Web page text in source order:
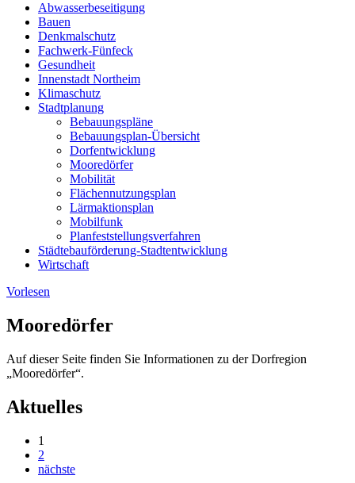
Abwasserbeseitigung
Bauen
Denkmalschutz
Fachwerk-Fünfeck
Gesundheit
Innenstadt Northeim
Klimaschutz
Stadtplanung
Bebauungspläne
Bebauungsplan-Übersicht
Dorfentwicklung
Mooredörfer
Mobilität
Flächennutzungsplan
Lärmaktionsplan
Mobilfunk
Planfeststellungsverfahren
Städtebauförderung-Stadtentwicklung
Wirtschaft
Vorlesen
Mooredörfer
Auf dieser Seite finden Sie Informationen zu der Dorfregion
„Mooredörfer“.
Aktuelles
1
2
nächste